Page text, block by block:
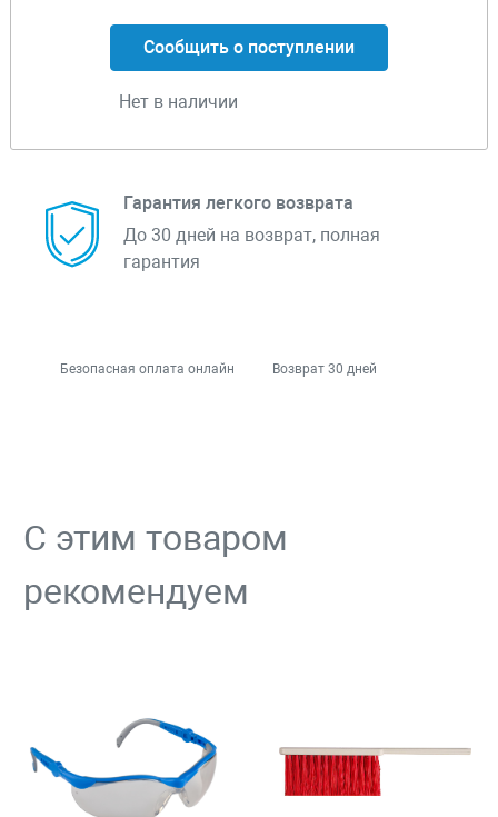
Сообщить о поступлении
Нет в наличии
Гарантия легкого возврата
До 30 дней на возврат, полная
гарантия
Безопасная оплата онлайн Возврат 30 дней
С этим товаром
рекомендуем